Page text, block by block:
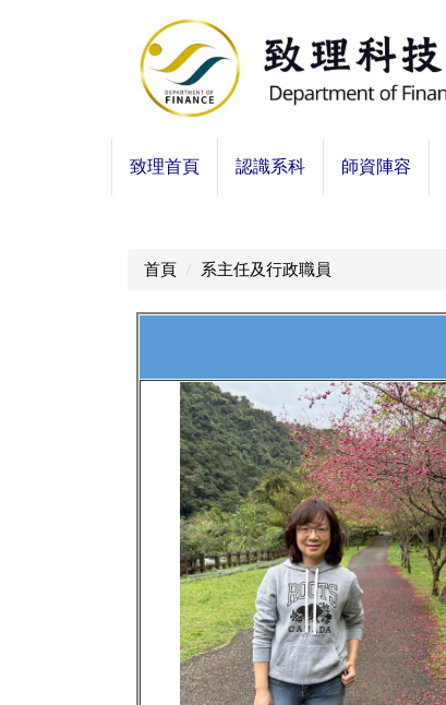
致理首頁 認識系科 師資陣容
首頁 系主任及行政職員